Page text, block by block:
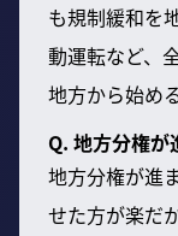
も規制緩和を
動運転など、
地方から始め
Q. 地方分権が
地方分権が進
せた方が楽だ